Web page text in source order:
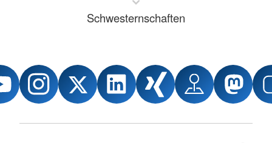
Schwesternschaften